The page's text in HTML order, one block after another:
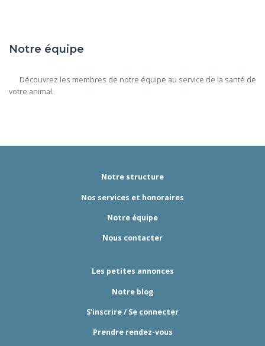
Notre équipe
votre animal.
Notre structure
Nos services et honoraires
Notre équipe
Nous contacter
Les petites annonces
Notre blog
S'inscrire / Se connecter
Prendre rendez-vous